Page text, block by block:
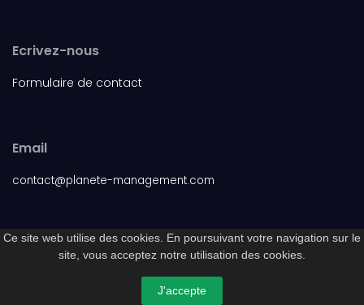
Ecrivez-nous
Formulaire de contact
Email
contact@planete-management.com
© 2026 Planete Management - planete-management.com
Site propulsé parSALIX Informatique
Ce site web utilise des cookies. En poursuivant votre navigation sur le
site, vous acceptez notre utilisation des cookies.
J'accepte